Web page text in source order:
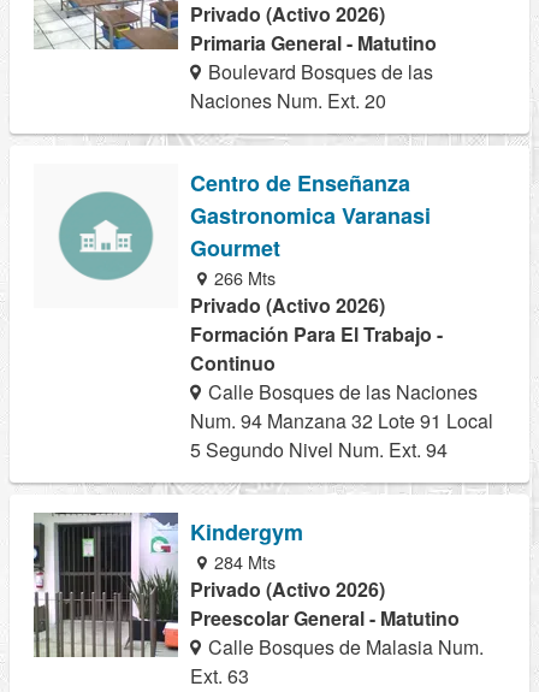
Privado (Activo 2026)
Primaria General - Matutino
Boulevard Bosques de las
Naciones Num. Ext. 20
Centro de Enseñanza
Gastronomica Varanasi
Gourmet
266 Mts
Privado (Activo 2026)
Formación Para El Trabajo -
Continuo
Calle Bosques de las Naciones
Num. 94 Manzana 32 Lote 91 Local
5 Segundo Nivel Num. Ext. 94
Kindergym
284 Mts
Privado (Activo 2026)
Preescolar General - Matutino
Calle Bosques de Malasia Num.
Ext. 63